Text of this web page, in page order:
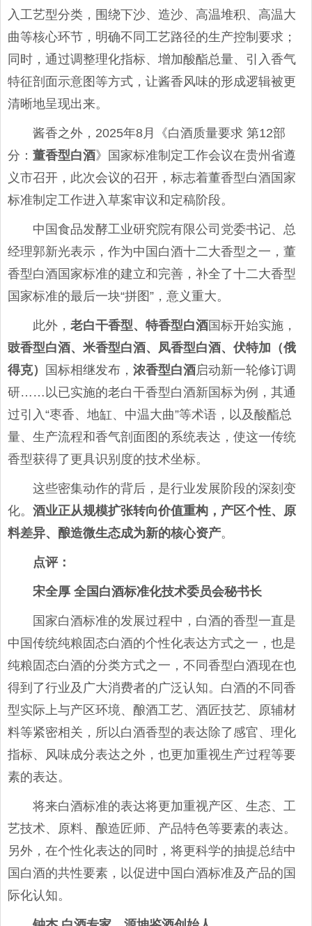
入工艺型分类，围绕下沙、造沙、高温堆积、高温大
曲等核心环节，明确不同工艺路径的生产控制要求；
同时，通过调整理化指标、增加酸酯总量、引入香气
特征剖面示意图等方式，让酱香风味的形成逻辑被更
清晰地呈现出来。
酱香之外，2025年8月《白酒质量要求 第12部
分： 董香型白酒》国家标准制定工作会议在贵州省遵
义市召开，此次会议的召开，标志着董香型白酒国家
标准制定工作进入草案审议和定稿阶段。
中国食品发酵工业研究院有限公司党委书记、总
经理郭新光表示，作为中国白酒十二大香型之一，董
香型白酒国家标准的建立和完善，补全了十二大香型
国家标准的最后一块“拼图”，意义重大。
此外， 老白干香型、特香型白酒国标开始实施，
豉香型白酒、米香型白酒、凤香型白酒、伏特加（俄
得克）
国标相继发布， 浓香型白酒启动新一轮修订调
研……以已实施的老白干香型白酒新国标为例，其通
过引入“枣香、地缸、中温大曲”等术语，以及酸酯总
量、生产流程和香气剖面图的系统表达，使这一传统
香型获得了更具识别度的技术坐标。
这些密集动作的背后，是行业发展阶段的深刻变
化。 酒业正从规模扩张转向价值重构，产区个性、原
料差异、酿造微生态成为新的核心资产。
点评：
宋全厚 全国白酒标准化技术委员会秘书长
国家白酒标准的发展过程中，白酒的香型一直是
中国传统纯粮固态白酒的个性化表达方式之一，也是
纯粮固态白酒的分类方式之一，不同香型白酒现在也
得到了行业及广大消费者的广泛认知。白酒的不同香
型实际上与产区环境、酿酒工艺、酒匠技艺、原辅材
料等紧密相关，所以白酒香型的表达除了感官、理化
指标、风味成分表达之外，也更加重视生产过程等要
素的表达。
将来白酒标准的表达将更加重视产区、生态、工
艺技术、原料、酿造匠师、产品特色等要素的表达。
另外，在个性化表达的同时，将更科学的抽提总结中
国白酒的共性要素，以促进中国白酒标准及产品的国
际化认知。